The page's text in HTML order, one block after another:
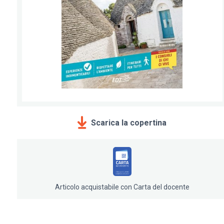
Scarica la copertina
Articolo acquistabile con Carta del docente